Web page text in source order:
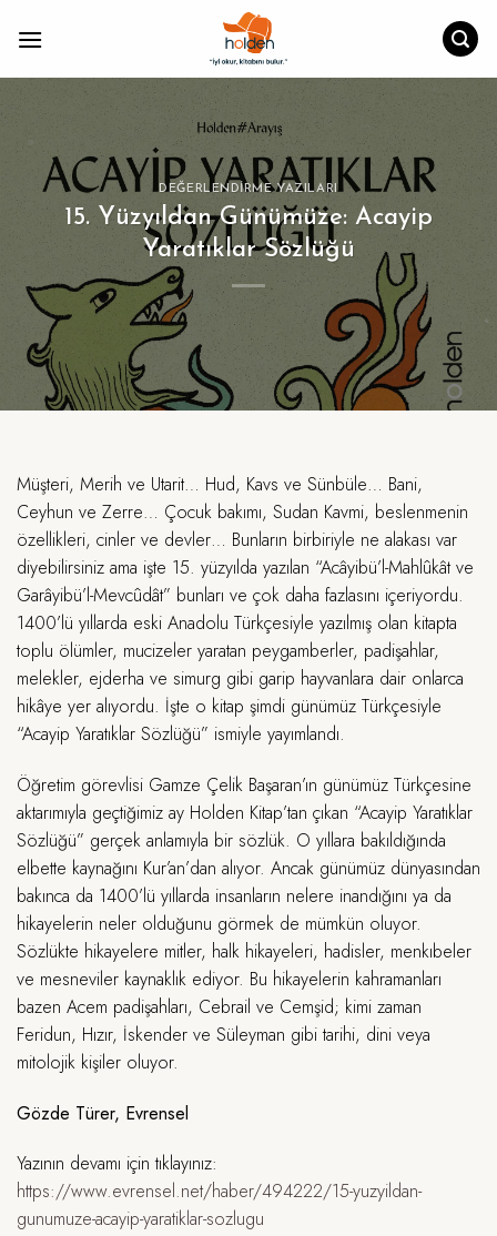
atla
DEĞERLENDIRME YAZILARI
15. Yüzyıldan Günümüze: Acayip
Yaratıklar Sözlüğü
Müşteri, Merih ve Utarit… Hud, Kavs ve Sünbüle… Bani,
Ceyhun ve Zerre… Çocuk bakımı, Sudan Kavmi, beslenmenin
özellikleri, cinler ve devler… Bunların birbiriyle ne alakası var
diyebilirsiniz ama işte 15. yüzyılda yazılan “Acâyibü’l-Mahlûkât ve
Garâyibü’l-Mevcûdât” bunları ve çok daha fazlasını içeriyordu.
1400’lü yıllarda eski Anadolu Türkçesiyle yazılmış olan kitapta
toplu ölümler, mucizeler yaratan peygamberler, padişahlar,
melekler, ejderha ve simurg gibi garip hayvanlara dair onlarca
hikâye yer alıyordu. İşte o kitap şimdi günümüz Türkçesiyle
“Acayip Yaratıklar Sözlüğü” ismiyle yayımlandı.
Öğretim görevlisi Gamze Çelik Başaran’ın günümüz Türkçesine
aktarımıyla geçtiğimiz ay Holden Kitap’tan çıkan “Acayip Yaratıklar
Sözlüğü” gerçek anlamıyla bir sözlük. O yıllara bakıldığında
elbette kaynağını Kur’an’dan alıyor. Ancak günümüz dünyasından
bakınca da 1400’lü yıllarda insanların nelere inandığını ya da
hikayelerin neler olduğunu görmek de mümkün oluyor.
Sözlükte hikayelere mitler, halk hikayeleri, hadisler, menkıbeler
ve mesneviler kaynaklık ediyor. Bu hikayelerin kahramanları
bazen Acem padişahları, Cebrail ve Cemşid; kimi zaman
Feridun, Hızır, İskender ve Süleyman gibi tarihi, dini veya
mitolojik kişiler oluyor.
Gözde Türer, Evrensel
Yazının devamı için tıklayınız:
https://www.evrensel.net/haber/494222/15-yuzyildan-
gunumuze-acayip-yaratiklar-sozlugu